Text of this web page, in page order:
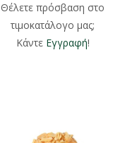
Θέλετε πρόσβαση στο
τιμοκατάλογο μας;
Κάντε Εγγραφή!